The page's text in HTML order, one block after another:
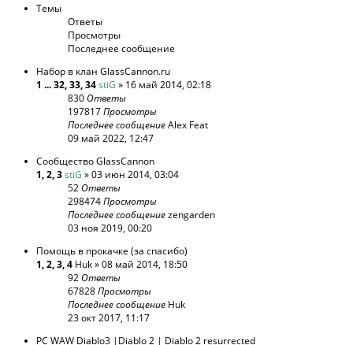
Темы
Ответы
Просмотры
Последнее сообщение
Набор в клан GlassCannon.ru
1 ...32,33,34stiG » 16 май 2014, 02:18
830Ответы
197817Просмотры
Последнее сообщениеAlex Feat
09 май 2022, 12:47
Сообщество GlassCannon
1,2,3stiG » 03 июн 2014, 03:04
52Ответы
298474Просмотры
Последнее сообщениеzengarden
03 ноя 2019, 00:20
Помощь в прокачке (за спасибо)
1,2,3,4 Huk» 08 май 2014, 18:50
92Ответы
67828Просмотры
Последнее сообщение Huk
23 окт 2017, 11:17
PC WAW Diablo3 |Diablo 2 | Diablo 2 resurrected